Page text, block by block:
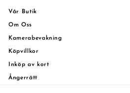
Vår Butik
Om Oss
Kamerabevakning
Köpvillkor
Inköp av kort
Ångerrätt